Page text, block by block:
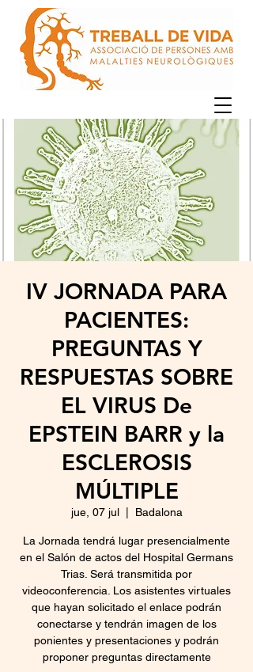
IV JORNADA PARA
PACIENTES:
PREGUNTAS Y
RESPUESTAS SOBRE
EL VIRUS De
EPSTEIN BARR y la
ESCLEROSIS
MÚLTIPLE
jue, 07 jul
  |
Badalona
La Jornada tendrá lugar presencialmente
en el Salón de actos del Hospital Germans
Trias. Será transmitida por
videoconferencia. Los asistentes virtuales
que hayan solicitado el enlace podrán
conectarse y tendrán imagen de los
ponientes y presentaciones y podrán
proponer preguntas directamente